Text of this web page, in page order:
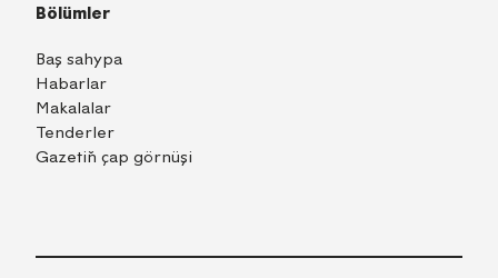
Bölümler
Baş sahypa
Habarlar
Makalalar
Tenderler
Gazetiň çap görnüşi